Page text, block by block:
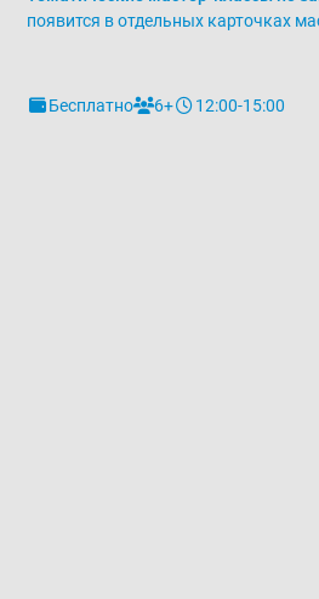
появится в отдельных карточках
Бесплатно 6+ 12:00-15:00